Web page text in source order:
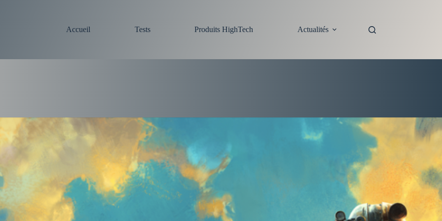
Accueil
Tests Produits HighTech Actualités